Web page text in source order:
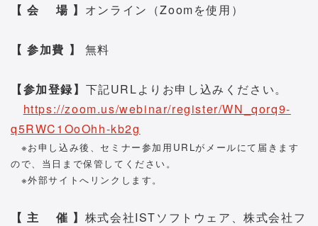
【 会 場 】 オンライン（Zoomを使用）
【 参加費 】 無料
【参加登録】 下記URLよりお申し込みください。
https://zoom.us/webinar/register/WN_qorq9-
q5RWC1OoOhh-kb2g
※お申し込み後、セミナー参加用URLがメールにて届きます
ので、当日まで保管してください。
※外部サイトへリンクします。
【 主 催 】 株式会社ISTソフトウェア、株式会社フ